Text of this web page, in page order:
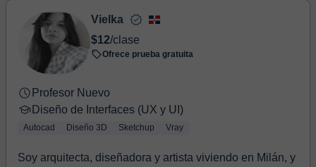
Vielka
$12/clase
Ofrece prueba gratuita
Profesor Nuevo
Diseño de Interfaces (UX y UI)
Autocad Diseño 3D Sketchup Vray
Soy arquitecta, diseñadora y artista viviendo en Milán, y